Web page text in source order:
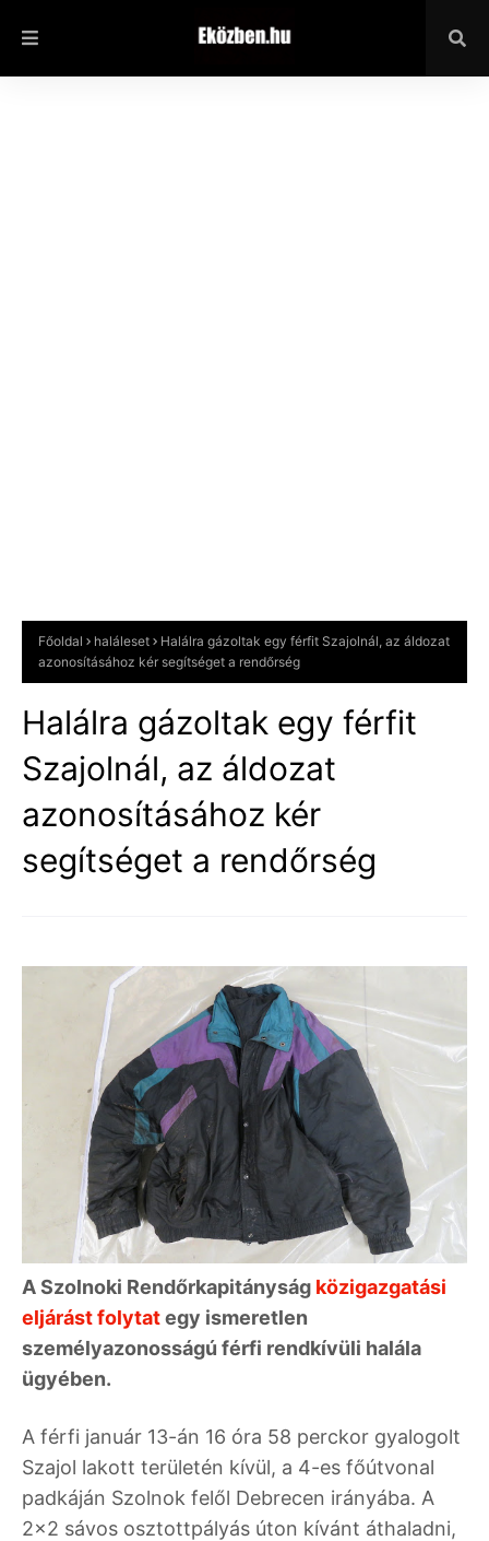
Főoldal haláleset
Halálra gázoltak egy férfit Szajolnál, az áldozat
azonosításához kér segítséget a rendőrség
Halálra gázoltak egy férfit
Szajolnál, az áldozat
azonosításához kér
segítséget a rendőrség
A Szolnoki Rendőrkapitányság közigazgatási
eljárást folytategy ismeretlen
személyazonosságú férfi rendkívüli halála
ügyében.
A férfi január 13-án 16 óra 58 perckor gyalogolt
Szajol lakott területén kívül, a 4-es főútvonal
padkáján Szolnok felől Debrecen irányába. A
2x2 sávos osztottpályás úton kívánt áthaladni,